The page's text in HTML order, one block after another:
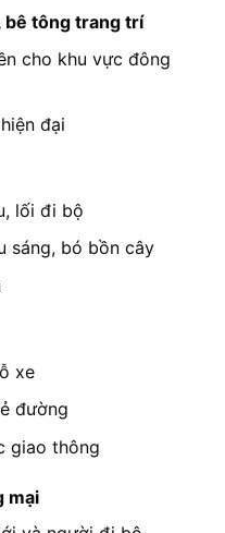
bê tông trang trí
cho khu vực đông
đại
lối đi bộ
sáng, bó bồn cây
xe
đường
giao thông
mại